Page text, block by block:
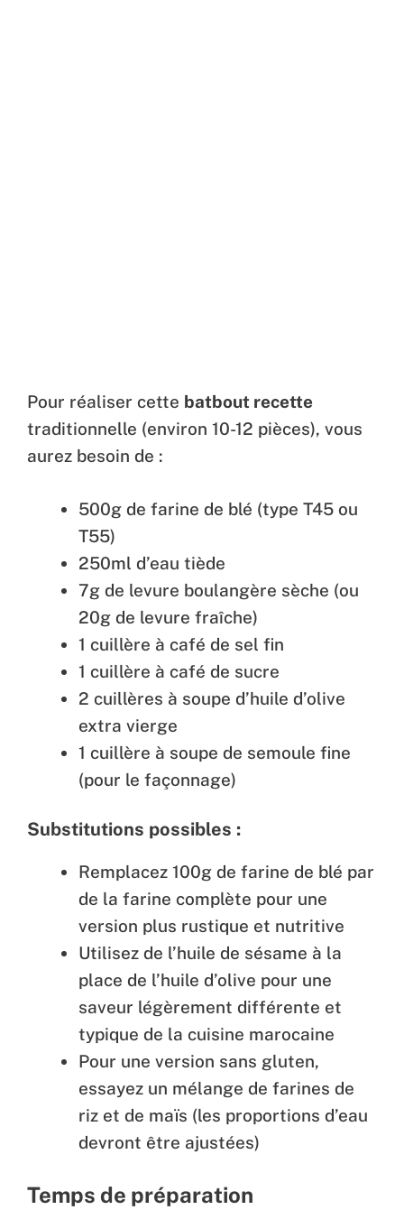
Pour réaliser cette batbout recette
traditionnelle (environ 10-12 pièces), vous
aurez besoin de :
500g de farine de blé (type T45 ou
T55)
250ml d’eau tiède
7g de levure boulangère sèche (ou
20g de levure fraîche)
1 cuillère à café de sel fin
1 cuillère à café de sucre
2 cuillères à soupe d’huile d’olive
extra vierge
1 cuillère à soupe de semoule fine
(pour le façonnage)
Substitutions possibles :
Remplacez 100g de farine de blé par
de la farine complète pour une
version plus rustique et nutritive
Utilisez de l’huile de sésame à la
place de l’huile d’olive pour une
saveur légèrement différente et
typique de la cuisine marocaine
Pour une version sans gluten,
essayez un mélange de farines de
riz et de maïs (les proportions d’eau
devront être ajustées)
Temps de préparation